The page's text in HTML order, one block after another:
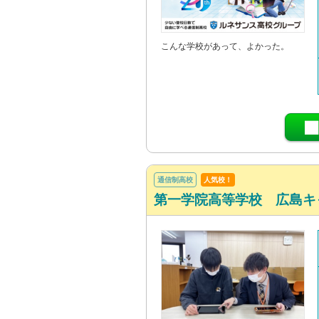
こんな学校があって、よかった。
通信制高校 人気校！
第一学院高等学校 広島キ